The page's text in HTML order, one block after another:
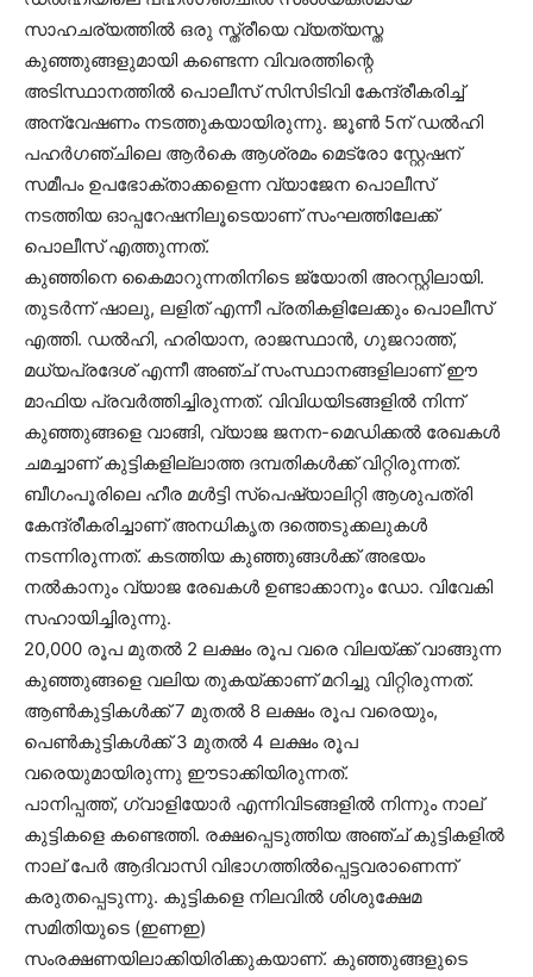
സാഹചര്യത്തില്‍ ഒരു സ്ത്രീയെ വ്യത്യസ്ത
കുഞ്ഞുങ്ങളുമായി കണ്ടെന്ന വിവരത്തിന്റെ
അടിസ്ഥാനത്തില്‍ പൊലീസ് സിസിടിവി കേന്ദ്രീകരിച്ച്
അന്വേഷണം നടത്തുകയായിരുന്നു. ജൂണ്‍ 5ന് ഡല്‍ഹി
പഹര്‍ഗഞ്ചിലെ ആര്‍കെ ആശ്രമം മെട്രോ സ്റ്റേഷന്
സമീപം ഉപഭോക്താക്കളെന്ന വ്യാജേന പൊലീസ്
നടത്തിയ ഓപ്പറേഷനിലൂടെയാണ് സംഘത്തിലേക്ക്
പൊലീസ് എത്തുന്നത്.
കുഞ്ഞിനെ കൈമാറുന്നതിനിടെ ജ്യോതി അറസ്റ്റിലായി.
തുടര്‍ന്ന് ഷാലു, ലളിത് എന്നീ പ്രതികളിലേക്കും പൊലീസ്
എത്തി. ഡല്‍ഹി, ഹരിയാന, രാജസ്ഥാന്‍, ഗുജറാത്ത്,
മധ്യപ്രദേശ് എന്നീ അഞ്ച് സംസ്ഥാനങ്ങളിലാണ് ഈ
മാഫിയ പ്രവര്‍ത്തിച്ചിരുന്നത്. വിവിധയിടങ്ങളില്‍ നിന്ന്
കുഞ്ഞുങ്ങളെ വാങ്ങി, വ്യാജ ജനന-മെഡിക്കല്‍ രേഖകള്‍
ചമച്ചാണ് കുട്ടികളില്ലാത്ത ദമ്പതികള്‍ക്ക് വിറ്റിരുന്നത്.
ബീഗംപൂരിലെ ഹീര മള്‍ട്ടി സ്‌പെഷ്യാലിറ്റി ആശുപത്രി
കേന്ദ്രീകരിച്ചാണ് അനധികൃത ദത്തെടുക്കലുകള്‍
നടന്നിരുന്നത്. കടത്തിയ കുഞ്ഞുങ്ങള്‍ക്ക് അഭയം
നല്‍കാനും വ്യാജ രേഖകള്‍ ഉണ്ടാക്കാനും ഡോ. വിവേകി
സഹായിച്ചിരുന്നു.
20,000 രൂപ മുതല്‍ 2 ലക്ഷം രൂപ വരെ വിലയ്ക്ക് വാങ്ങുന്ന
കുഞ്ഞുങ്ങളെ വലിയ തുകയ്ക്കാണ് മറിച്ചു വിറ്റിരുന്നത്.
ആണ്‍കുട്ടികള്‍ക്ക് 7 മുതല്‍ 8 ലക്ഷം രൂപ വരെയും,
പെണ്‍കുട്ടികള്‍ക്ക് 3 മുതല്‍ 4 ലക്ഷം രൂപ
വരെയുമായിരുന്നു ഈടാക്കിയിരുന്നത്.
പാനിപ്പത്ത്, ഗ്വാളിയോര്‍ എന്നിവിടങ്ങളില്‍ നിന്നും നാല്
കുട്ടികളെ കണ്ടെത്തി. രക്ഷപ്പെടുത്തിയ അഞ്ച് കുട്ടികളില്‍
നാല് പേര്‍ ആദിവാസി വിഭാഗത്തില്‍പ്പെട്ടവരാണെന്ന്
കരുതപ്പെടുന്നു. കുട്ടികളെ നിലവില്‍ ശിശുക്ഷേമ
സമിതിയുടെ (ഇണഇ)
സംരക്ഷണയിലാക്കിയിരിക്കുകയാണ്. കുഞ്ഞുങ്ങളുടെ